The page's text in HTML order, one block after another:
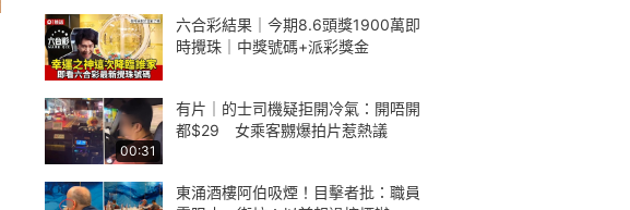
六合彩結果｜今期8.6頭獎1900萬即
時攪珠｜中獎號碼+派彩獎金
00:31
有片｜的士司機疑拒開冷氣：開唔開
都$29 女乘客嬲爆拍片惹熱議
東涌酒樓阿伯吸煙！目擊者批：職員